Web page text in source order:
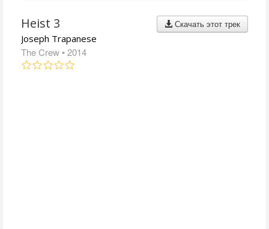
Скачать этот трек
Heist 3
Joseph Trapanese
The Crew • 2014